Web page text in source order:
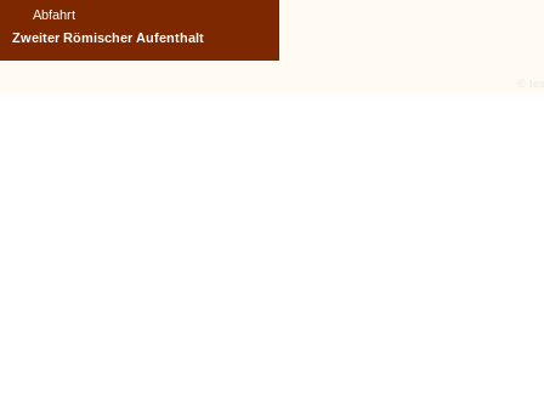
Abfahrt
Zweiter Römischer Aufenthalt